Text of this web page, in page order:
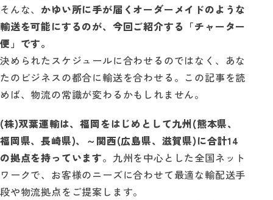
そんな、 かゆい所に手が届くオーダーメイドのような
輸送を可能にするのが、今回ご紹介する「チャーター
便」です。
決められたスケジュールに合わせるのではなく、あな
たのビジネスの都合に輸送を合わせる。この記事を読
めば、物流の常識が変わるかもしれません。
(株)双葉運輸は、福岡をはじめとして九州(熊本県、
福岡県、長崎県)、～関西(広島県、滋賀県)に合計14
の拠点を持っています。九州を中心とした全国ネット
ワークで、お客様のニーズに合わせて最適な輸配送手
段や物流拠点をご提案します。